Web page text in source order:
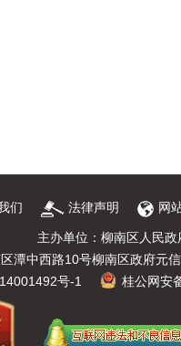
们 法律声明 网
主办单位：柳南区人民政
潭中西路10号柳南区政府元
号-1
桂公网安